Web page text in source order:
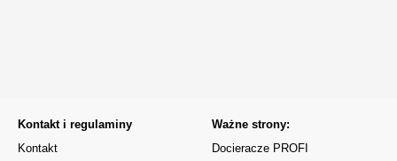
Kontakt i regulaminy
Kontakt
Ważne strony:
Docieracze PROFI